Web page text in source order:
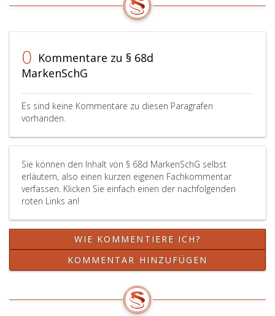
0 Kommentare zu § 68d
MarkenSchG
Es sind keine Kommentare zu diesen Paragrafen
vorhanden.
Sie können den Inhalt von § 68d MarkenSchG selbst
erläutern, also einen kurzen eigenen Fachkommentar
verfassen. Klicken Sie einfach einen der nachfolgenden
roten Links an!
WIE KOMMENTIERE ICH?
KOMMENTAR HINZUFÜGEN